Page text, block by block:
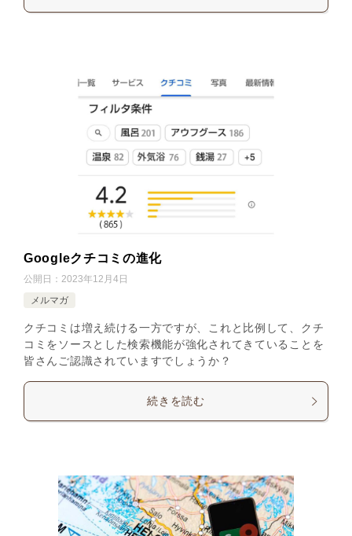
Googleクチコミの進化
公開日： 2023年12月4日
メルマガ
クチコミは増え続ける一方ですが、これと比例して、クチ
コミをソースとした検索機能が強化されてきていることを
皆さんご認識されていますでしょうか？
続きを読む